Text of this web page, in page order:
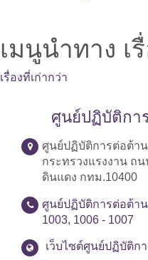
เมนูนำทาง เ
เรื่องที่เก่ากว่า
ศูนย์ปฏิบัติกา
ศูนย์ปฏิบัติการต่อต้า
กระทรวงแรงงาน ถ
ดินแดง กทม.10400
ศูนย์ปฏิบัติการต่อต้าน
1003, 1006 - 1007
เว็บไซต์ศูนย์ปฏิบัติก